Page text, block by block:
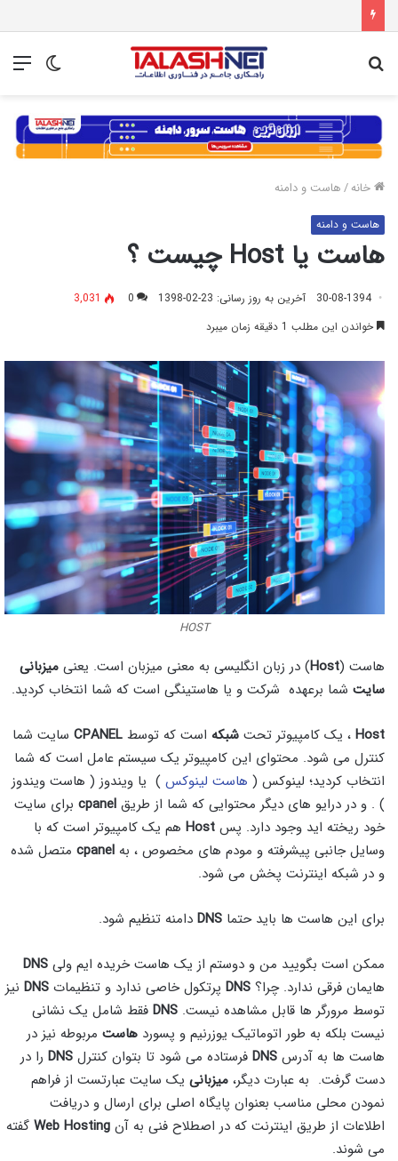
تغییر
خانه/هاست و دامنه
هاست و دامنه
هاست یا Host چیست ؟
30-08-1394 آخرین به روز رسانی: 23-02-1398 0
3,031
خواندن این مطلب 1 دقیقه زمان میبرد
HOST
هاست (Host) در زبان انگلیسی به معنی میزبان است. یعنی میزبانی
سایت شما برعهده شرکت و یا هاستینگی است که شما انتخاب کردید.
Host ، یک کامپیوتر تحت شبکه است که توسط CPANEL سایت شما
کنترل می شود. محتوای این کامپیوتر یک سیستم عامل است که شما
انتخاب کردید؛ لینوکس ( هاست لینوکس ) یا ویندوز ( هاست ویندوز
) . و در درایو های دیگر محتوایی که شما از طریق cpanel برای سایت
خود ریخته اید وجود دارد. پس Host هم یک کامپیوتر است که با
وسایل جانبی پیشرفته و مودم های مخصوص ، به cpanel متصل شده
و در شبکه اینترنت پخش می شود.
برای این هاست ها باید حتما DNS دامنه تنظیم شود.
ممکن است بگویید من و دوستم از یک هاست خریده ایم ولی DNS
هایمان فرقی ندارد. چرا؟ DNS پرتکول خاصی ندارد و تنظیمات DNS نیز
توسط مرورگر ها قابل مشاهده نیست. DNS فقط شامل یک نشانی
نیست بلکه به طور اتوماتیک یوزرنیم و پسورد هاست مربوطه نیز در
هاست ها به آدرس DNS فرستاده می شود تا بتوان کنترل DNS را در
دست گرفت. به عبارت دیگر، میزبانی یک سایت عبارتست از فراهم
نمودن محلی مناسب بعنوان پایگاه اصلی برای ارسال و دریافت
اطلاعات از طریق اینترنت که در اصطلاح فنی به آن Web Hosting گفته
می شوند.